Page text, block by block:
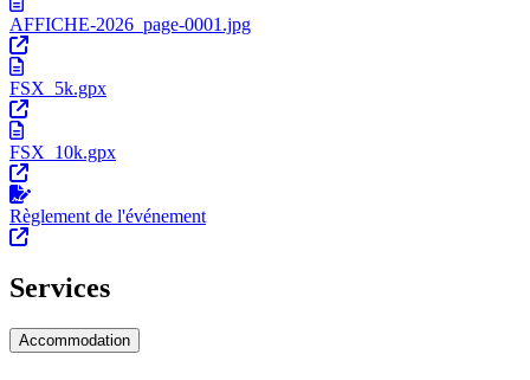
AFFICHE-2026_page-0001.jpg
FSX_5k.gpx
FSX_10k.gpx
Règlement de l'événement
Services
Accommodation